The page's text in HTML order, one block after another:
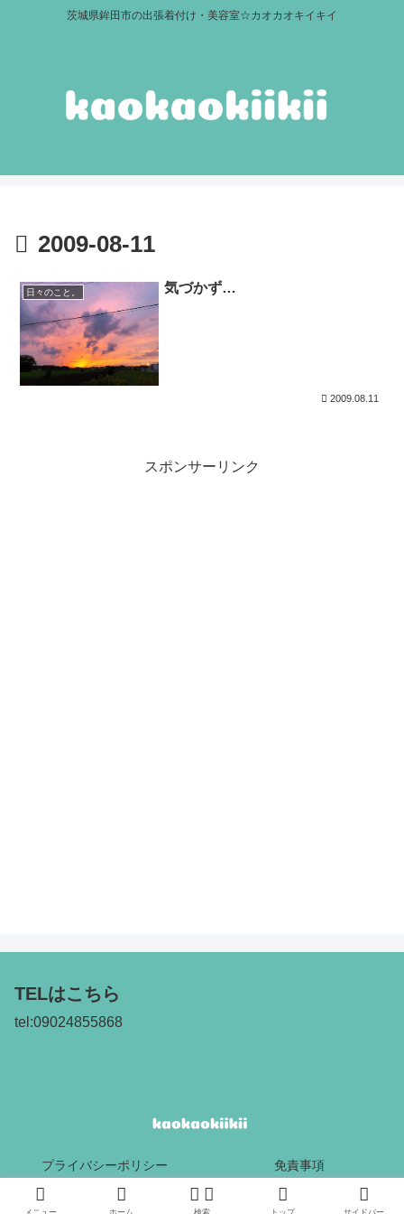
茨城県鉾田市の出張着付け・美容室☆カオカオキイキイ
2009-08-11
日々のこと。 気づかず…
2009.08.11
スポンサーリンク
TELはこちら
tel:09024855868
プライバシーポリシー 免責事項
Copyright © 2017 kaokaokiikii All Rights Reserved.
メニュー ホーム 検索 トップ サイドバー